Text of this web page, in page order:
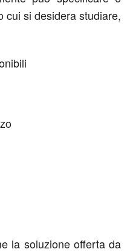
cui si desidera studiare,
la soluzione offerta da